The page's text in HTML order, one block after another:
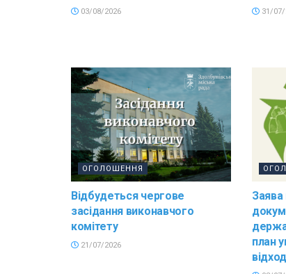
03/08/2026 31/07/
ОГОЛОШЕННЯ
Відбудеться чергове
засідання виконавчого
комітету
21/07/2026
Заява
план